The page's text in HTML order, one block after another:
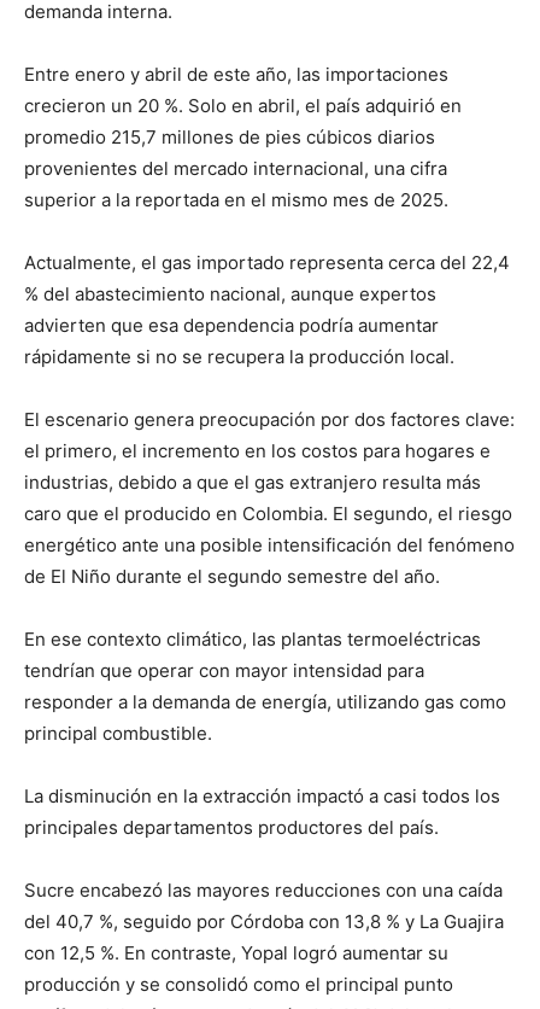
demanda interna.
Entre enero y abril de este año, las importaciones
crecieron un 20 %. Solo en abril, el país adquirió en
promedio 215,7 millones de pies cúbicos diarios
provenientes del mercado internacional, una cifra
superior a la reportada en el mismo mes de 2025.
Actualmente, el gas importado representa cerca del 22,4
% del abastecimiento nacional, aunque expertos
advierten que esa dependencia podría aumentar
rápidamente si no se recupera la producción local.
El escenario genera preocupación por dos factores clave:
el primero, el incremento en los costos para hogares e
industrias, debido a que el gas extranjero resulta más
caro que el producido en Colombia. El segundo, el riesgo
energético ante una posible intensificación del fenómeno
de El Niño durante el segundo semestre del año.
En ese contexto climático, las plantas termoeléctricas
tendrían que operar con mayor intensidad para
responder a la demanda de energía, utilizando gas como
principal combustible.
La disminución en la extracción impactó a casi todos los
principales departamentos productores del país.
Sucre encabezó las mayores reducciones con una caída
del 40,7 %, seguido por Córdoba con 13,8 % y La Guajira
con 12,5 %. En contraste, Yopal logró aumentar su
producción y se consolidó como el principal punto